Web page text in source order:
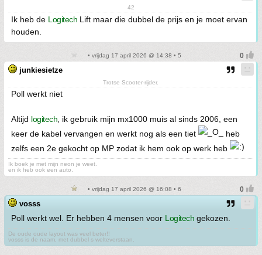
42
Ik heb de Logitech Lift maar die dubbel de prijs en je moet ervan
houden.
• vrijdag 17 april 2026 @ 14:38 • 5
junkiesietze
Trotse Scooter-rijder.
Poll werkt niet
Altijd logitech, ik gebruik mijn mx1000 muis al sinds 2006, een
keer de kabel vervangen en werkt nog als een tiet
heb
zelfs een 2e gekocht op MP zodat ik hem ook op werk heb
Ik boek je met mijn neon je weet.
en ik heb ook een auto.
• vrijdag 17 april 2026 @ 16:08 • 6
vosss
Poll werkt wel. Er hebben 4 mensen voor Logitech gekozen.
De oude oude layout was veel beter!!
vosss is de naam, met dubbel s welteverstaan.